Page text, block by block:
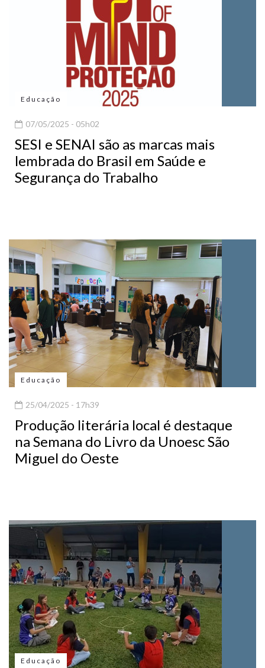
Educação
07/05/2025 - 05h02
SESI e SENAI são as marcas mais
lembrada do Brasil em Saúde e
Segurança do Trabalho
Educação
25/04/2025 - 17h39
Produção literária local é destaque
na Semana do Livro da Unoesc São
Miguel do Oeste
Educação